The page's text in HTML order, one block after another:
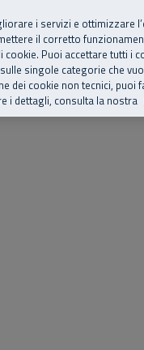
per il mondo della
Chi siamo Storie,
i servizi e ottimizzare
il corretto
Puoi accettare tutti i
singole categorie che
dei cookie non tecnici, puoi
i dettagli, consulta la nostra